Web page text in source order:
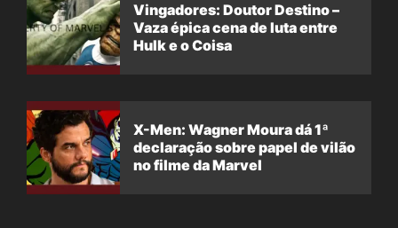
Vingadores: Doutor Destino –
Vaza épica cena de luta entre
Hulk e o Coisa
X-Men: Wagner Moura dá 1ª
declaração sobre papel de vilão
no filme da Marvel